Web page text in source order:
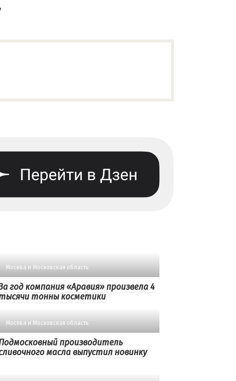
Москва и Московская область
год компания «Аравия» произвела 4
тонны косметики
Москва и Московская область
производитель
масла выпустил новинку